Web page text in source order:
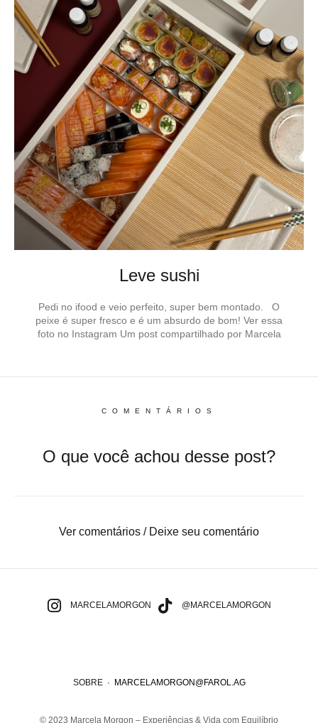
Leve sushi
Pedi no ifood e veio perfeito, super bem montado. O
peixe é super fresco e é um absurdo de bom! Ver essa
foto no Instagram Um post compartilhado por Marcela
COMENTÁRIOS
O que você achou desse post?
Ver comentários / Deixe seu comentário
SOBRE· MARCELAMORGON@FAROL.AG
MARCELAMORGON @MARCELAMORGON
© 2023 Marcela Morgon – Experiências & Vida com Equilíbrio